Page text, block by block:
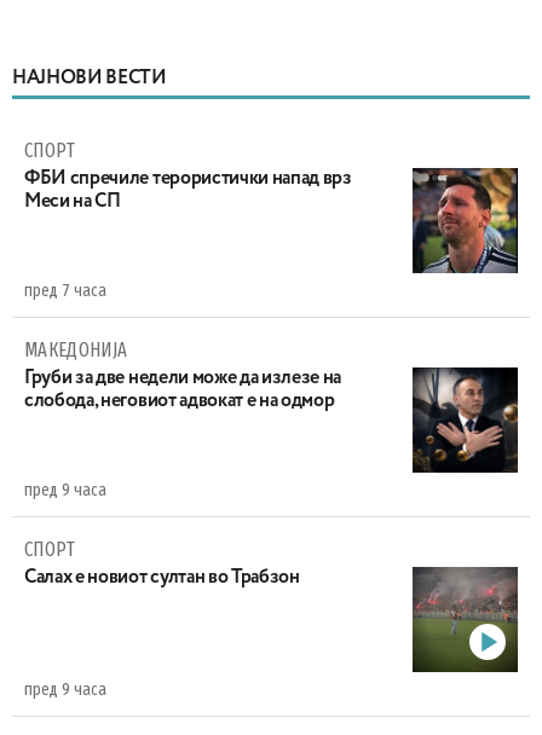
НАЈНОВИ ВЕСТИ
СПОРТ
ФБИ спречиле терористички напад врз
Меси на СП
пред 7 часа
МАКЕДОНИЈА
Груби за две недели може да излезе на
слобода, неговиот адвокат е на одмор
пред 9 часа
СПОРТ
Салах е новиот султан во Трабзон
пред 9 часа